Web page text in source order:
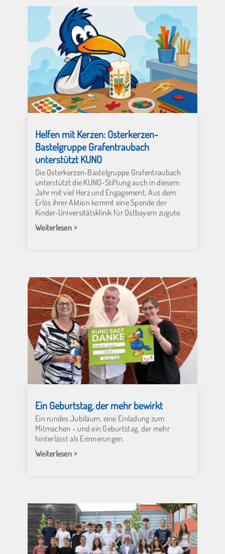
Helfen mit Kerzen: Osterkerzen-
Bastelgruppe Grafentraubach
unterstützt KUNO
Die Osterkerzen-Bastelgruppe Grafentraubach
unterstützt die KUNO-Stiftung auch in diesem
Jahr mit viel Herz und Engagement. Aus dem
Erlös ihrer Aktion kommt eine Spende der
Kinder-Universitätsklinik für Ostbayern zugute.
Weiterlesen
Ein Geburtstag, der mehr bewirkt
Ein rundes Jubiläum, eine Einladung zum
Mitmachen – und ein Geburtstag, der mehr
hinterlässt als Erinnerungen.
Weiterlesen